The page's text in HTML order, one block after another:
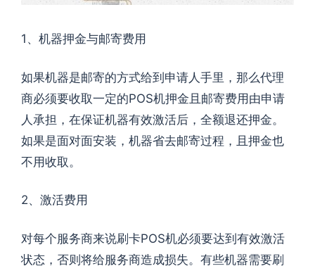
1、机器押金与邮寄费用
如果机器是邮寄的方式给到申请人手里，那么代理
商必须要收取一定的POS机押金且邮寄费用由申请
人承担，在保证机器有效激活后，全额退还押金。
如果是面对面安装，机器省去邮寄过程，且押金也
不用收取。
2、激活费用
对每个服务商来说刷卡POS机必须要达到有效激活
状态，否则将给服务商造成损失。有些机器需要刷